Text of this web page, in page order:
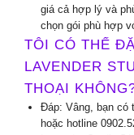
giá cả hợp lý và
chọn gói phù hợp
TÔI CÓ THỂ
LAVENDER
THOẠI
Đáp: Vâng, bạn có
hoặc hotline